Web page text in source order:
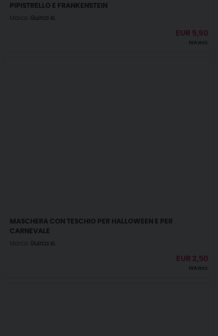
PIPISTRELLO E FRANKENSTEIN
Marca: Guirca sl.
EUR 5,90
IVA incl.
MASCHERA CON TESCHIO PER HALLOWEEN E PER
CARNEVALE
Marca: Guirca sl.
EUR 2,50
IVA incl.